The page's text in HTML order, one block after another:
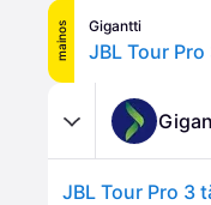
mainos Gigantti
JBL Tour
JBL Tour Pro 3